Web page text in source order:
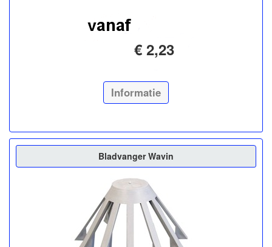
€ 2,23
Informatie
Bladvanger Wavin